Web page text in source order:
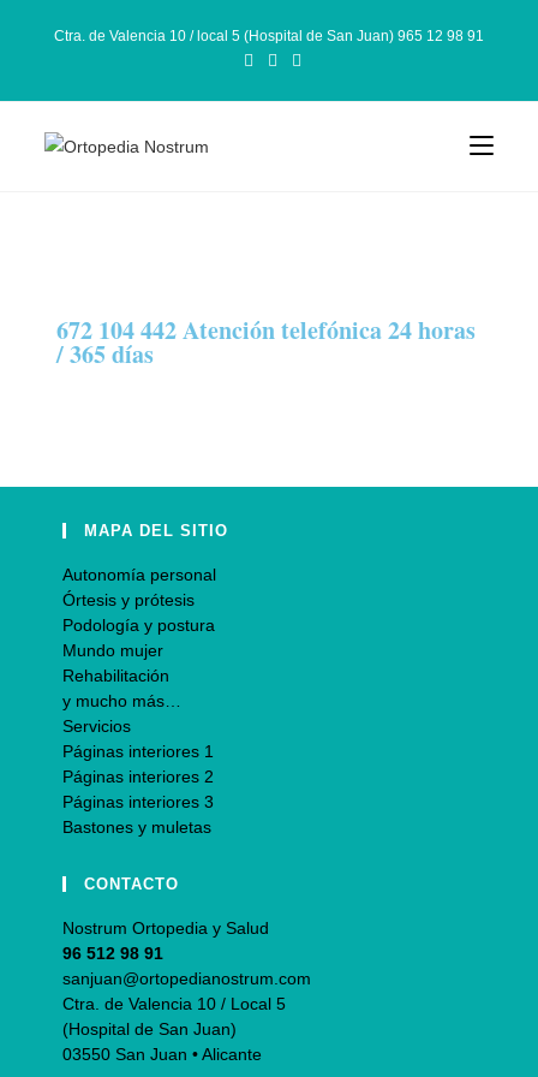
Ctra. de Valencia 10 / local 5 (Hospital de San Juan) 965 12 98 91
672 104 442 Atención telefónica 24 horas
/ 365 días
MAPA DEL SITIO
Autonomía personal
Órtesis y prótesis
Podología y postura
Mundo mujer
Rehabilitación
y mucho más…
Servicios
Páginas interiores 1
Páginas interiores 2
Páginas interiores 3
Bastones y muletas
CONTACTO
Nostrum Ortopedia y Salud
96 512 98 91
sanjuan@ortopedianostrum.com
Ctra. de Valencia 10 / Local 5
(Hospital de San Juan)
03550 San Juan • Alicante